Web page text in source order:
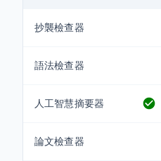
抄襲檢查器
語法檢查器
人工智慧摘要器
論文檢查器